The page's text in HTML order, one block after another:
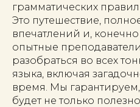
грамматических
Это путешествие,
впечатлений и,
опытные
разобраться во всех
языка, включая
время. Мы
будет не только